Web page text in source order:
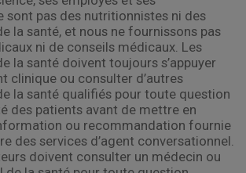
sont pas des nutritionnistes ni des
la santé, et nous ne fournissons pas
ni de conseils médicaux. Les
la santé doivent toujours s’appuyer
clinique ou consulter d’autres
la santé qualifiés pour toute question
des patients avant de mettre en
ou recommandation fournie
des services d’agent conversationnel.
doivent consulter un médecin ou